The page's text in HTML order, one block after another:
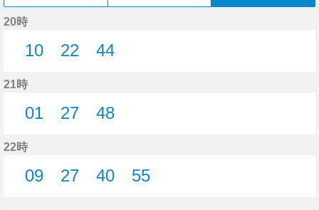
20時
10
22
44
21時
01
27
48
22時
09
27
40
55